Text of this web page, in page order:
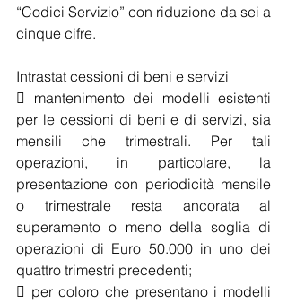
“Codici Servizio” con riduzione da sei a
cinque cifre.
Intrastat cessioni di beni e servizi
 mantenimento dei modelli esistenti
per le cessioni di beni e di servizi, sia
mensili che trimestrali. Per tali
operazioni, in particolare, la
presentazione con periodicità mensile
o trimestrale resta ancorata al
superamento o meno della soglia di
operazioni di Euro 50.000 in uno dei
quattro trimestri precedenti;
 per coloro che presentano i modelli